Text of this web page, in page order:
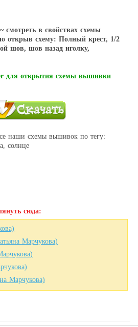
смотреть в свойствах схемы
открыв схему: Полный крест, 1/2
шов, шов назад иголку,
для открытия схемы вышивки
наши схемы вышивок по тегу:
солнце
сюда:
Марчукова)
Марчукова)